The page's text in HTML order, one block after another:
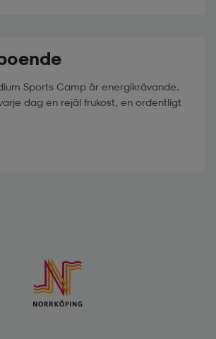
Sports Camp är energikrävande.
dag en rejäl frukost, en ordentligt